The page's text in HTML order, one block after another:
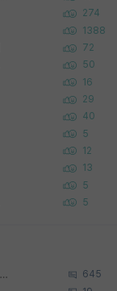
274
1388
72
50
16
29
40
5
12
13
5
5
[무료] 2026 미국 대학원 유학 스타터팩 - 가이드북 & 합격자 컨택메일 템플릿 645